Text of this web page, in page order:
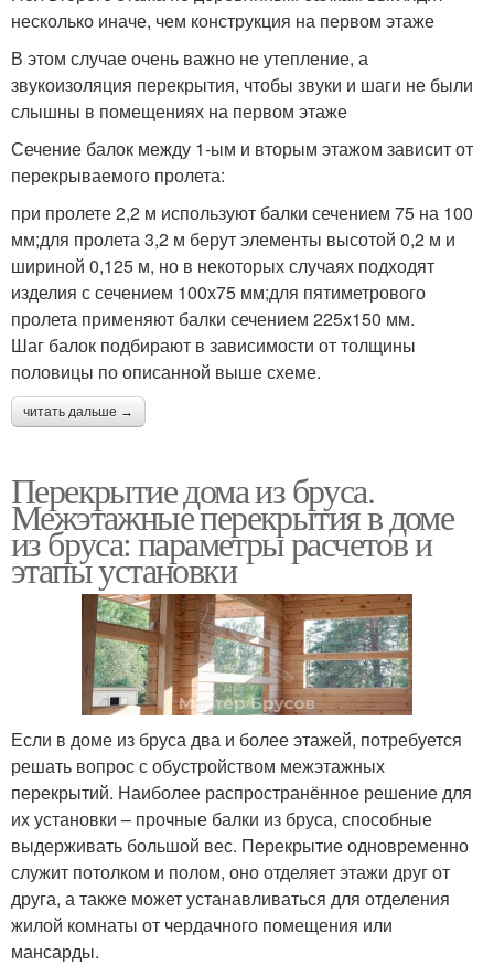
несколько иначе, чем конструкция на первом этаже
В этом случае очень важно не утепление, а
звукоизоляция перекрытия, чтобы звуки и шаги не были
слышны в помещениях на первом этаже
Сечение балок между 1-ым и вторым этажом зависит от
перекрываемого пролета:
при пролете 2,2 м используют балки сечением 75 на 100
мм;для пролета 3,2 м берут элементы высотой 0,2 м и
шириной 0,125 м, но в некоторых случаях подходят
изделия с сечением 100х75 мм;для пятиметрового
пролета применяют балки сечением 225х150 мм.
Шаг балок подбирают в зависимости от толщины
половицы по описанной выше схеме.
читать дальше →
Перекрытие дома из бруса.
Межэтажные перекрытия в доме
из бруса: параметры расчетов и
этапы установки
Если в доме из бруса два и более этажей, потребуется
решать вопрос с обустройством межэтажных
перекрытий. Наиболее распространённое решение для
их установки – прочные балки из бруса, способные
выдерживать большой вес. Перекрытие одновременно
служит потолком и полом, оно отделяет этажи друг от
друга, а также может устанавливаться для отделения
жилой комнаты от чердачного помещения или
мансарды.